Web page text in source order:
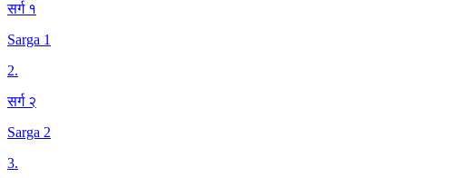
सर्ग १
Sarga 1
2.
सर्ग २
Sarga 2
3.